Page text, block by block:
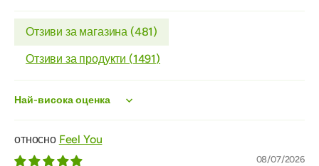
Отзиви за магазина (481)
Отзиви за продукти (1491)
Sort by
Feel You
08/07/2026